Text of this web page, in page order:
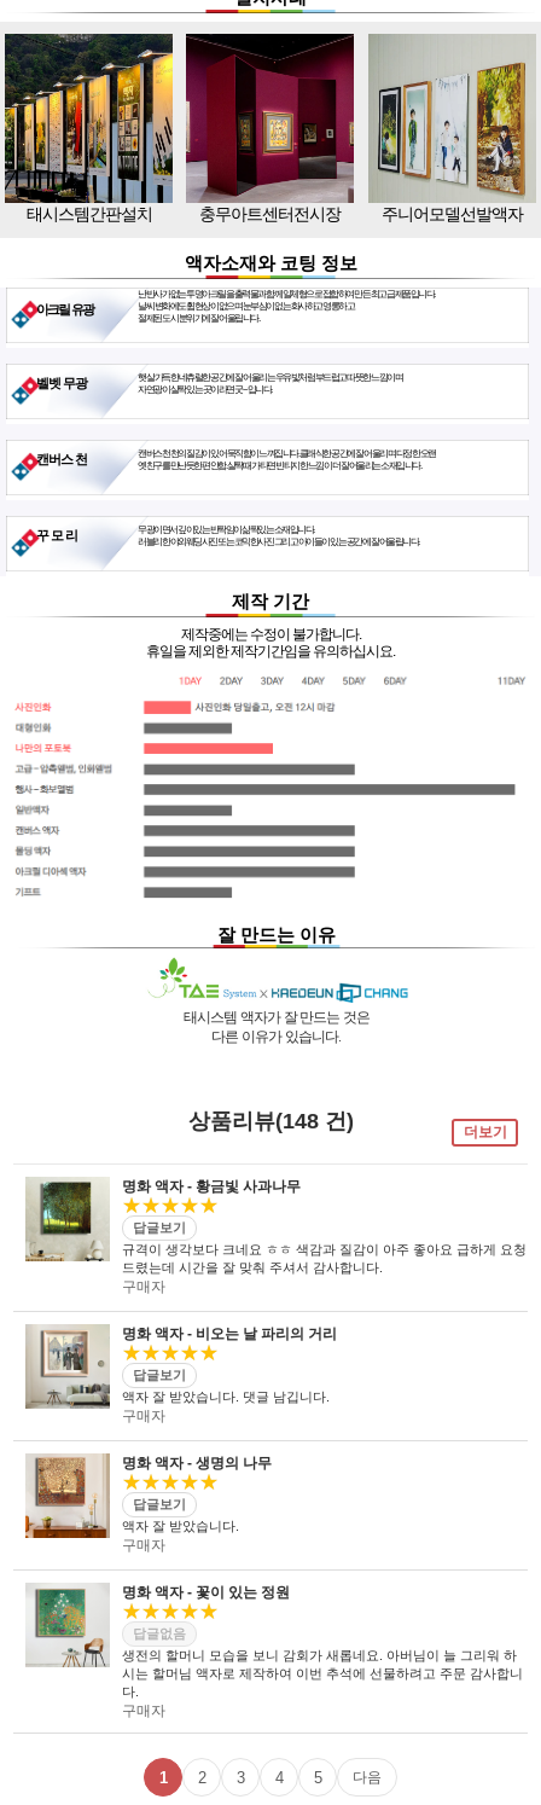
태시스템간판설치 충무아트센터전시장 주니어모델선발액자
액자소재와 코팅 정보
아크릴 유광
난반사가 없는 투명아크릴을 출력물과 함께 일체형으로 접합하여 만든 최고급 제품입니다.
날씨 변화에도 휨현상이 없으며 눈부심이 없는 화사하고 영롱하고
절제된 도시 분위기에 잘 어울립니다.
벨벳 무광
햇살 가득한 네츄럴한 공간에 잘 어울리는 우유빛처럼 부드럽고 따뜻한 느낌이며
자연광이 살짝 있는 곳이라면 굿~ 입니다.
캔버스 천
캔버스천 천의 질감이 있어 묵직함이 느껴집니다. 클래식한 공간에 잘 어울리며 다정한 오랜
옛친구를 만난듯한 편안함. 살짝 때가 타면 빈티지한 느낌이 더 잘 어울리는 소재입니다.
꾸 모 리
무광이면서 깊이있는 반짝임이 삶짝있는 소재입니다.
러블리한 야외웨딩사진 또는 코믹한사진 그리고 아이들이 있는 공간에 잘 어울립니다.
제작 기간
제작중에는 수정이 불가합니다.
휴일을 제외한 제작기간임을 유의하십시요.
잘 만드는 이유
태시스템 액자가 잘 만드는 것은
다른 이유가 있습니다.
독자기술의 작업 방법과 소재 그리고
숙련된 작업자들로 구성되어있는 회사이며
액자를 만드는 전 공정의 기계를
국내 실정에 맞게 재구성 및 개발하여
세계 각국에 기계수출은 물론 기술지원을
사진UV 코팅기, 벨벳 코팅기,
뒷묻음 방지 방법을상품리뷰(148 건) 더보기
명화 액자 - 황금빛 사과나무
★★★★★
답글보기
규격이 생각보다 크네요 ㅎㅎ 색감과 질감이 아주 좋아요 급하게 요청
드렸는데 시간을 잘 맞춰 주셔서 감사합니다.
구매자
명화 액자 - 비오는 날 파리의 거리
★★★★★
답글보기
액자 잘 받았습니다. 댓글 남깁니다.
구매자
명화 액자 - 생명의 나무
★★★★★
답글보기
액자 잘 받았습니다.
구매자
명화 액자 - 꽃이 있는 정원
★★★★★
답글없음
생전의 할머니 모습을 보니 감회가 새롭네요. 아버님이 늘 그리워 하
시는 할머님 액자로 제작하여 이번 추석에 선물하려고 주문 감사합니
다.
구매자
1 2 3 4 5 다음